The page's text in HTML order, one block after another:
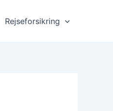
Rejseforsikring